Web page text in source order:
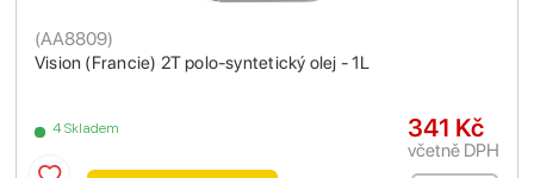
Vision (Francie) 2T polo-syntetický olej - 1L
(AA8809)
4 Skladem 341 Kč
včetně DPH